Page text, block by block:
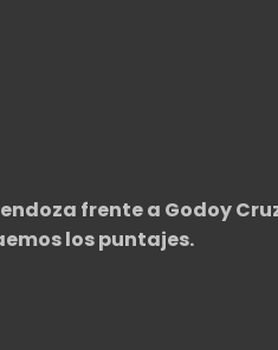
frente a Godoy
los puntajes.